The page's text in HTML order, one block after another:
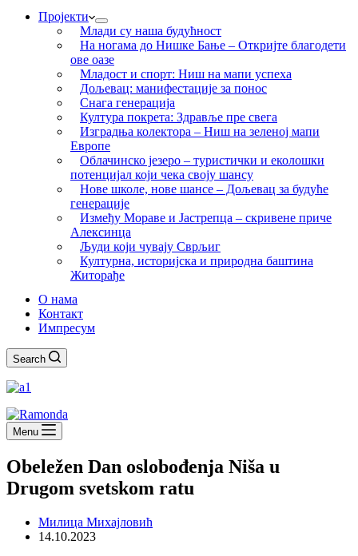
Пројекти
Млади су наша будућност
На ногама до Нишке Бање – Откријте благодети
ове оазе
Младост и спорт: Ниш на мапи успеха
Дољевац: манифестације за понос
Снага генерација
Култура покрета: Здравље пре свега
Изградња колектора – Ниш на зеленој мапи
Европе
Облачинско језеро – туристички и еколошки
потенцијал који чека своју шансу
Нове школе, нове шансе – Дољевац за будуће
генерације
Између Мораве и Јастрепца – скривене приче
Алексинца
Људи који чувају Сврљиг
Културна, историјска и природна баштина
Житорађе
О нама
Контакт
Импресум
Search
Menu
Obeležen Dan oslobođenja Niša u
Drugom svetskom ratu
Милица Михајловић
14.10.2023